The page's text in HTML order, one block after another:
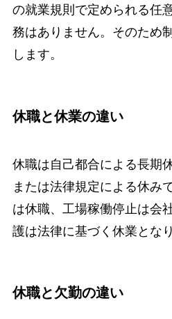
の就業規則で定められる任
務はありません。そのため
します。
休職と休業の違い
休職は自己都合による長期
または法律規定による休み
は休職、工場稼働停止は会
護は法律に基づく休業とな
休職と欠勤の違い